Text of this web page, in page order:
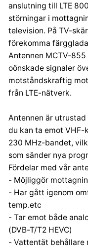
anslutning till LTE
störningar i
television. På TV-
förekomma
Antennen MCTV-
oönskade signaler
motståndskraftig
från LTE-nätverk.
Antennen är
du kan ta emot VHF-
230 MHz-bandet,
som sänder nya
Fördelar med vår
- Möjliggör
- Har gått igenom
temp.etc
- Tar emot både
(DVB-T/T2 HEVC)
- Vattentät behållare